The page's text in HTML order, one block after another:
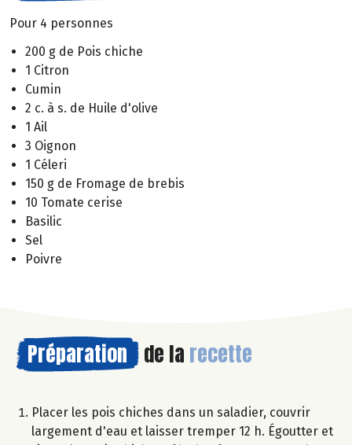
Pour 4 personnes
200 g de Pois chiche
1 Citron
Cumin
2 c. à s. de Huile d'olive
1 Ail
3 Oignon
1 Céleri
150 g de Fromage de brebis
10 Tomate cerise
Basilic
Sel
Poivre
Préparation de la recette
Placer les pois chiches dans un saladier, couvrir
largement d'eau et laisser tremper 12 h. Égoutter et